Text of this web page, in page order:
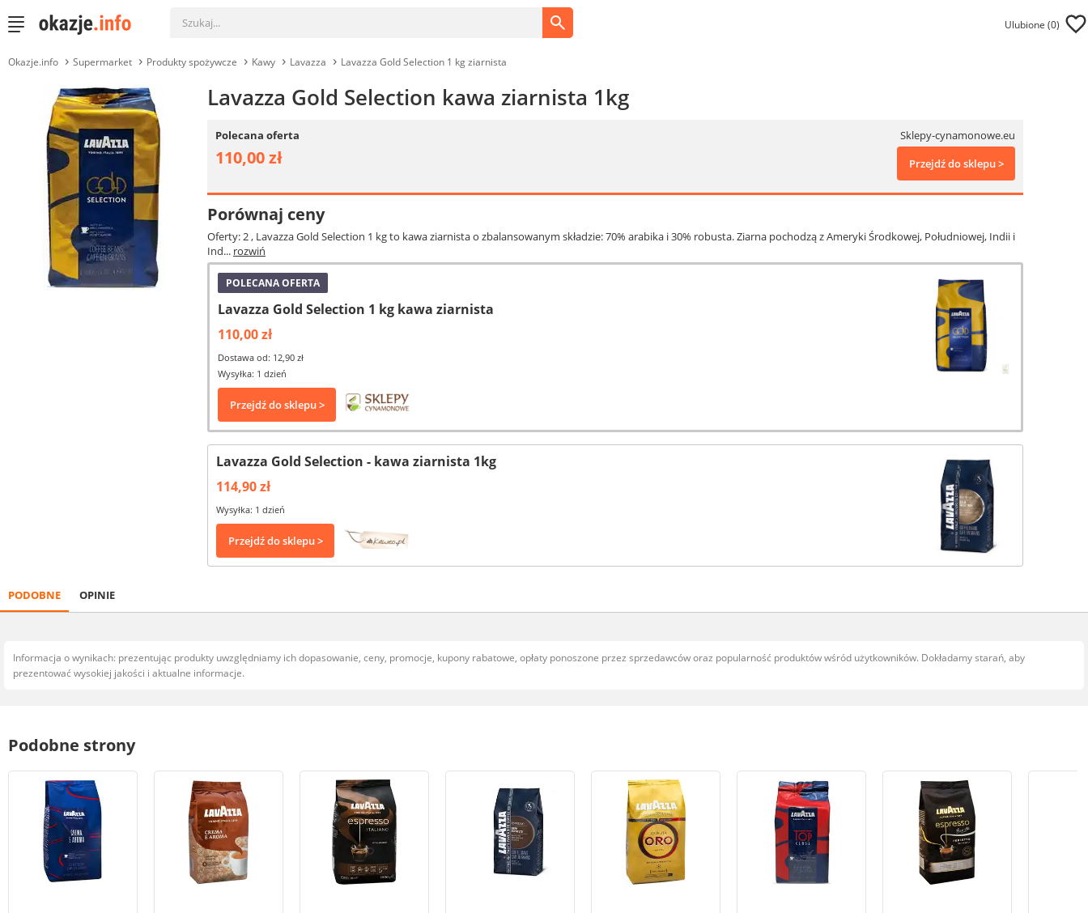
Ulubione (0)
Okazje.info Supermarket Produkty spożywcze Kawy Lavazza Lavazza Gold Selection 1 kg ziarnista
Lavazza Gold Selection kawa ziarnista 1kg
Polecana oferta Sklepy-cynamonowe.eu
110,00 zł Przejdź do sklepu >
Porównaj ceny
Oferty: 2, Lavazza Gold Selection 1 kg to kawa ziarnista o zbalansowanym składzie: 70% arabika i 30% robusta. Ziarna pochodzą z Ameryki Środkowej, Południowej, Indii i
Ind... rozwiń
POLECANA OFERTA
Lavazza Gold Selection 1 kg kawa ziarnista
110,00 zł
Dostawa od: 12,90 zł
Wysyłka: 1 dzień
Przejdź do sklepu >
Lavazza Gold Selection - kawa ziarnista 1kg
114,90 zł
Wysyłka: 1 dzień
Przejdź do sklepu >
PODOBNE OPINIE
Informacja o wynikach: prezentując produkty uwzględniamy ich dopasowanie, ceny, promocje, kupony rabatowe, opłaty ponoszone przez sprzedawców oraz popularność produktów wśród użytkowników. Dokładamy starań, aby
prezentować wysokiej jakości i aktualne informacje.
Podobne strony